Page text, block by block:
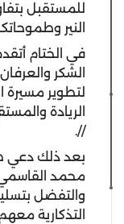
للمستقبل
النير
في الختام
الشكر
لتطوير مسيرة
الريادة
//.
بعد ذلك دعي
محمد القاسمي
والتفضل
التذكارية